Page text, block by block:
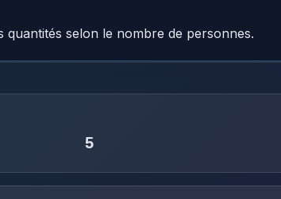
quantités selon le nombre de personnes.